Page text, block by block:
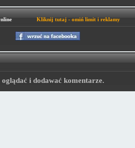
Kliknij tutaj - omiń limit i reklamy
i dodawać komentarze.